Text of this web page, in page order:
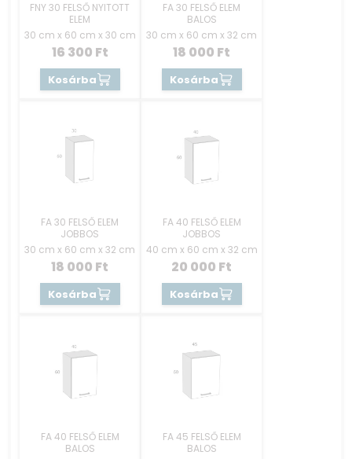
FNY 30 FELSŐ NYITOTT
ELEM
30 cm x 60 cm x 30 cm
16 300 Ft
Kosárba
FA 30 FELSŐ ELEM
BALOS
30 cm x 60 cm x 32 cm
18 000 Ft
Kosárba
FA 30 FELSŐ ELEM
JOBBOS
30 cm x 60 cm x 32 cm
18 000 Ft
Kosárba
FA 40 FELSŐ ELEM
JOBBOS
40 cm x 60 cm x 32 cm
20 000 Ft
Kosárba
FA 40 FELSŐ ELEM
BALOS
FA 45 FELSŐ ELEM
BALOS